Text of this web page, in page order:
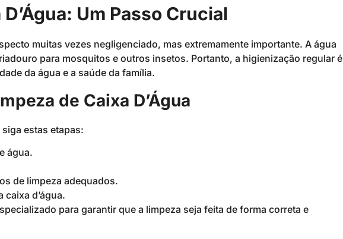
Um Passo Crucial
muitas vezes negligenciado, mas extremamente importante. A água
para mosquitos e outros insetos. Portanto, a higienização regular é
da água e a saúde da família.
de Caixa D’Água
estas etapas:
água.
de limpeza adequados.
caixa d’água.
para garantir que a limpeza seja feita de forma correta e